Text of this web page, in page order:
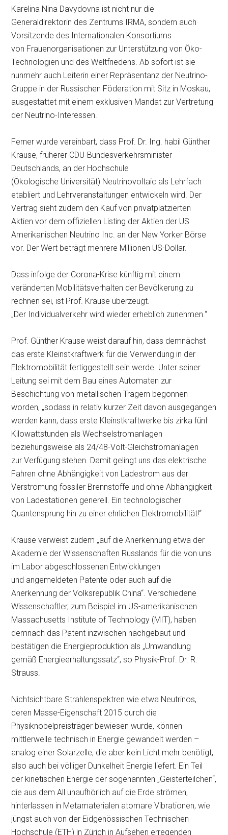
Karelina Nina Davydovna ist nicht nur die
Generaldirektorin des Zentrums IRMA, sondern auch
Vorsitzende des Internationalen Konsortiums
von Frauenorganisationen zur Unterstützung von Öko-
Technologien und des Weltfriedens. Ab sofort ist sie
nunmehr auch Leiterin einer Repräsentanz der Neutrino-
Gruppe in der Russischen Föderation mit Sitz in Moskau,
ausgestattet mit einem exklusiven Mandat zur Vertretung
der Neutrino-Interessen.
Ferner wurde vereinbart, dass Prof. Dr. Ing. habil Günther
Krause, früherer CDU-Bundesverkehrsminister
Deutschlands, an der Hochschule
(Ökologische Universität) Neutrinovoltaic als Lehrfach
etabliert und Lehrveranstaltungen entwickeln wird. Der
Vertrag sieht zudem den Kauf von privatplatzierten
Aktien vor dem offiziellen Listing der Aktien der US
Amerikanischen Neutrino Inc. an der New Yorker Börse
vor. Der Wert beträgt mehrere Millionen US-Dollar.
Dass infolge der Corona-Krise künftig mit einem
veränderten Mobilitätsverhalten der Bevölkerung zu
rechnen sei, ist Prof. Krause überzeugt.
„Der Individualverkehr wird wieder erheblich zunehmen.“
Prof. Günther Krause weist darauf hin, dass demnächst
das erste Kleinstkraftwerk für die Verwendung in der
Elektromobilität fertiggestellt sein werde. Unter seiner
Leitung sei mit dem Bau eines Automaten zur
Beschichtung von metallischen Trägern begonnen
worden, „sodass in relativ kurzer Zeit davon ausgegangen
werden kann, dass erste Kleinstkraftwerke bis zirka fünf
Kilowattstunden als Wechselstromanlagen
beziehungsweise als 24/48-Volt-Gleichstromanlagen
zur Verfügung stehen. Damit gelingt uns das elektrische
Fahren ohne Abhängigkeit von Ladestrom aus der
Verstromung fossiler Brennstoffe und ohne Abhängigkeit
von Ladestationen generell. Ein technologischer
Quantensprung hin zu einer ehrlichen Elektromobilität!“
Krause verweist zudem „auf die Anerkennung etwa der
Akademie der Wissenschaften Russlands für die von uns
im Labor abgeschlossenen Entwicklungen
und angemeldeten Patente oder auch auf die
Anerkennung der Volksrepublik China“. Verschiedene
Wissenschaftler, zum Beispiel im US-amerikanischen
Massachusetts Institute of Technology (MIT), haben
demnach das Patent inzwischen nachgebaut und
bestätigen die Energieproduktion als „Umwandlung
gemäß Energieerhaltungssatz“, so Physik-Prof. Dr. R.
Strauss.
Nichtsichtbare Strahlenspektren wie etwa Neutrinos,
deren Masse-Eigenschaft 2015 durch die
Physiknobelpreisträger bewiesen wurde, können
mittlerweile technisch in Energie gewandelt werden –
analog einer Solarzelle, die aber kein Licht mehr benötigt,
also auch bei völliger Dunkelheit Energie liefert. Ein Teil
der kinetischen Energie der sogenannten „Geisterteilchen“,
die aus dem All unaufhörlich auf die Erde strömen,
hinterlassen in Metamaterialen atomare Vibrationen, wie
jüngst auch von der Eidgenössischen Technischen
Hochschule (ETH) in Zürich in Aufsehen erregenden